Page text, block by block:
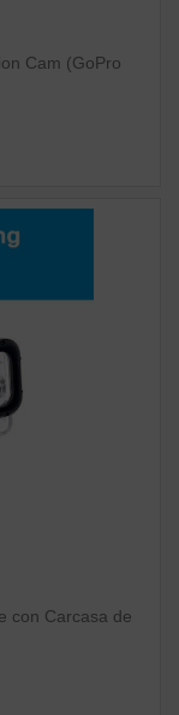
Cam (GoPro
con Carcasa de